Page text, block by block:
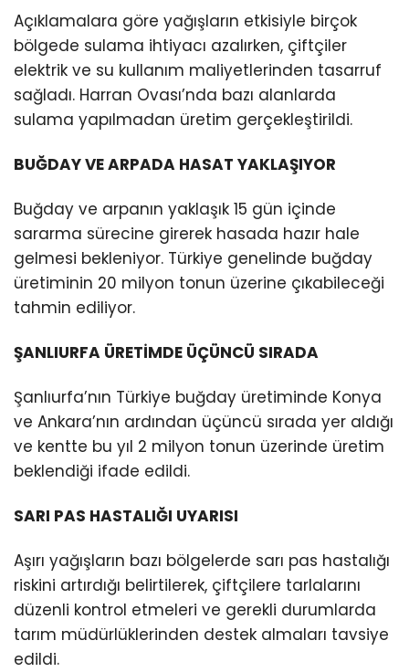
Açıklamalara göre yağışların etkisiyle birçok
bölgede sulama ihtiyacı azalırken, çiftçiler
elektrik ve su kullanım maliyetlerinden tasarruf
sağladı. Harran Ovası’nda bazı alanlarda
sulama yapılmadan üretim gerçekleştirildi.
BUĞDAY VE ARPADA HASAT YAKLAŞIYOR
Buğday ve arpanın yaklaşık 15 gün içinde
sararma sürecine girerek hasada hazır hale
gelmesi bekleniyor. Türkiye genelinde buğday
üretiminin 20 milyon tonun üzerine çıkabileceği
tahmin ediliyor.
ŞANLIURFA ÜRETİMDE ÜÇÜNCÜ SIRADA
Şanlıurfa’nın Türkiye buğday üretiminde Konya
ve Ankara’nın ardından üçüncü sırada yer aldığı
ve kentte bu yıl 2 milyon tonun üzerinde üretim
beklendiği ifade edildi.
SARI PAS HASTALIĞI UYARISI
Aşırı yağışların bazı bölgelerde sarı pas hastalığı
riskini artırdığı belirtilerek, çiftçilere tarlalarını
düzenli kontrol etmeleri ve gerekli durumlarda
tarım müdürlüklerinden destek almaları tavsiye
edildi.